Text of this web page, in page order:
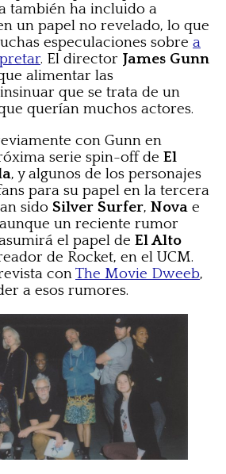
también ha incluido a
un papel no revelado, lo que
especulaciones sobre a
. El director James Gunn
alimentar las
que se trata de un
querían muchos actores.
con Gunn en
serie spin-off de El
, y algunos de los personajes
para su papel en la tercera
sido Silver Surfer, Nova e
un reciente rumor
el papel de El Alto
de Rocket, en el UCM.
conThe Movie Dweeb,
a esos rumores.